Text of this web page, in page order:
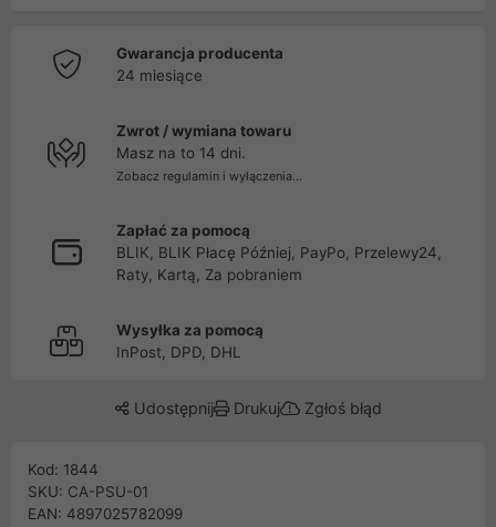
Gwarancja producenta
24 miesiące
Zwrot / wymiana towaru
Masz na to 14 dni.
Zobacz regulamin i wyłączenia...
Zapłać za pomocą
BLIK, BLIK Płacę Później, PayPo, Przelewy24,
Raty, Kartą, Za pobraniem
Wysyłka za pomocą
InPost, DPD, DHL
Udostępnij Drukuj Zgłoś błąd
Kod: 1844
SKU: CA-PSU-01
EAN: 4897025782099